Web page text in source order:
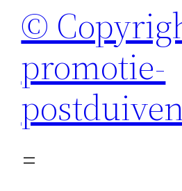
©
promotie-